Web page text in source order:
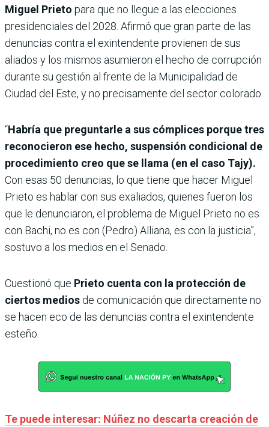
Miguel Prieto para que no llegue a las elecciones
presidenciales del 2028. Afirmó que gran parte de las
denuncias contra el exintendente provienen de sus
aliados y los mismos asumieron el hecho de corrupción
durante su gestión al frente de la Municipalidad de
Ciudad del Este, y no precisamente del sector colorado.
“Habría que preguntarle a sus cómplices porque tres
reconocieron ese hecho, suspensión condicional de
procedimiento creo que se llama (en el caso Tajy).
Con esas 50 denuncias, lo que tiene que hacer Miguel
Prieto es hablar con sus exaliados, quienes fueron los
que le denunciaron, el problema de Miguel Prieto no es
con Bachi, no es con (Pedro) Alliana, es con la justicia”,
sostuvo a los medios en el Senado.
Cuestionó que Prieto cuenta con la protección de
ciertos medios de comunicación que directamente no
se hacen eco de las denuncias contra el exintendente
esteño.
Te puede interesar: Núñez no descarta creación de